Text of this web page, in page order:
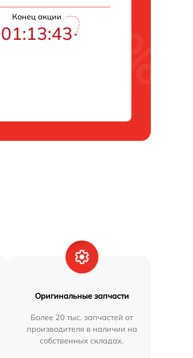
Конец акции
01:13:42
Оригинальные запчасти
Более 20 тыс. запчастей от
производителя в наличии на
собственных складах.